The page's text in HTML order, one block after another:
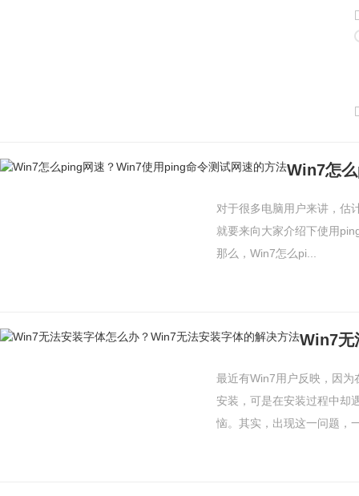
对于很多电脑用户来讲，估
就要来向大家介绍下使用
那么，Win7怎么pi...
最近有Win7用户反映，因
安装，可是在安装过程中却
恼。其实，出现这一问题，